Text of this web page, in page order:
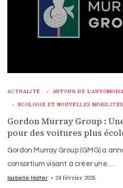
ACTUALITÉ AUTOUR DE
ECOLOGIE ET NOUVELLES MOBILITÉS
Gordon Murray Group :
pour des voitures plus
Gordon Murray Group (GMG) a
consortium visant à créer une …
Isabelle Halter 24 février 2025